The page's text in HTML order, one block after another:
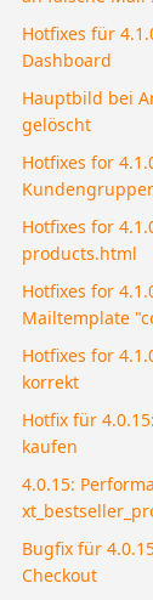
Hotfixes für
Dashboard
Hauptbild bei
gelöscht
Hotfixes for
Hotfixes for
products.html
Hotfixes for
Mailtemplate
Hotfixes for
korrekt
Hotfix für
kaufen
4.0.15:
Bugfix für
Checkout